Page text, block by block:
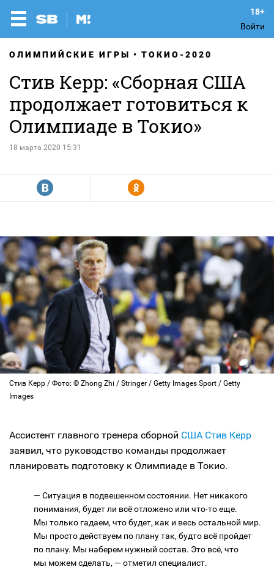
Войти
ОЛИМПИЙСКИЕ ИГРЫ ТОКИО-2020
Стив Керр: «Сборная США
продолжает готовиться к
Олимпиаде в Токио»
18 марта 2020 15:31
R Y
Стив Керр / Фото: © Zhong Zhi / Stringer / Getty Images Sport / Getty
Images
Ассистент главного тренера сборной США Стив Керр
заявил, что руководство команды продолжает
планировать подготовку к Олимпиаде в Токио.
— Ситуация в подвешенном состоянии. Нет никакого
понимания, будет ли всё отложено или что-то еще.
Мы только гадаем, что будет, как и весь остальной мир.
Мы просто действуем по плану так, будто всё пройдет
по плану. Мы наберем нужный состав. Это всё, что
мы можем сделать, — отметил специалист.